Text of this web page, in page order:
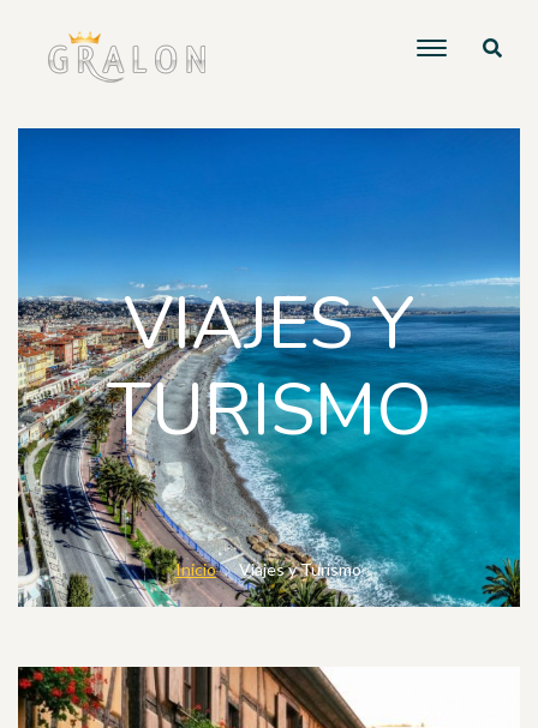
VIAJES Y
TURISMO
Inicio Viajes y Turismo